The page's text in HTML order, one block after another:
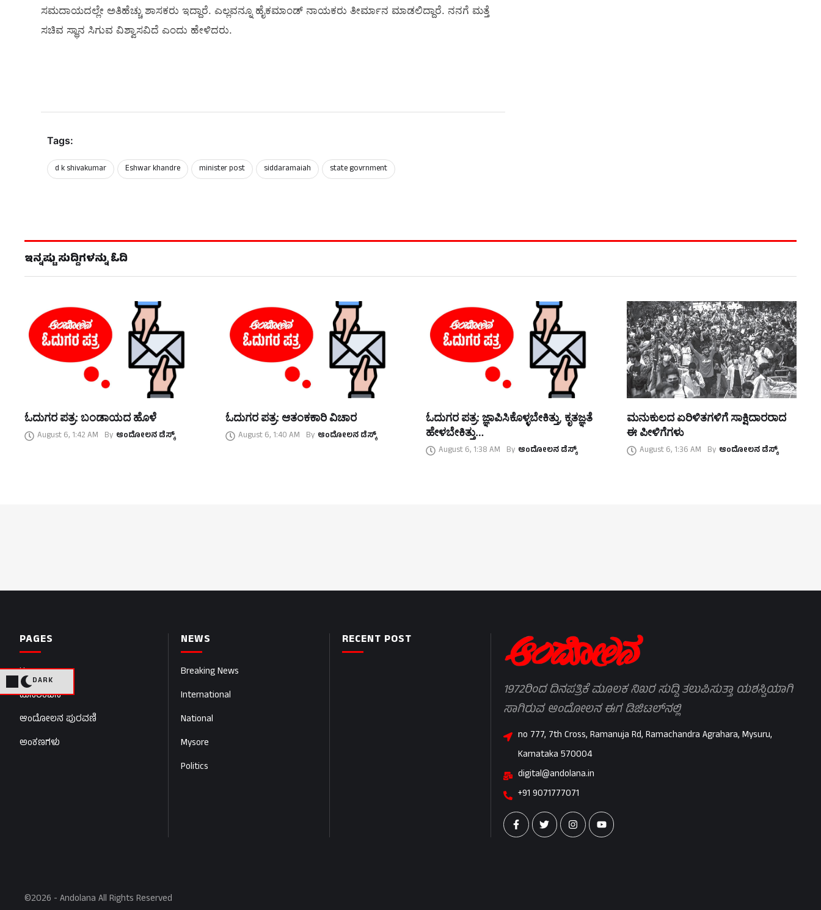
DARK
ಸಮದಾಯದಲ್ಲೇ ಅತಿಹೆಚ್ಚು ಶಾಸಕರು ಇದ್ದಾರೆ. ಎಲ್ಲವನ್ನೂ ಹೈಕಮಾಂಡ್‌ ನಾಯಕರು ತೀರ್ಮಾನ ಮಾಡಲಿದ್ದಾರೆ. ನನಗೆ ಮತ್ತೆ
ಸಚಿವ ಸ್ಥಾನ ಸಿಗುವ ವಿಶ್ವಾಸವಿದೆ ಎಂದು ಹೇಳಿದರು.
Tags:
d k shivakumar Eshwar khandre minister post siddaramaiah state govrnment
ಇನ್ನಷ್ಟು ಸುದ್ದಿಗಳನ್ನು ಓದಿ
ಓದುಗರ ಪತ್ರ: ಬಂಡಾಯದ ಹೊಳೆ
August 6, 1:42 AM By ಆಂದೋಲನ ಡೆಸ್ಕ್
ಓದುಗರ ಪತ್ರ: ಆತಂಕಕಾರಿ ವಿಚಾರ
August 6, 1:40 AM By ಆಂದೋಲನ ಡೆಸ್ಕ್
ಓದುಗರ ಪತ್ರ: ಜ್ಞಾಪಿಸಿಕೊಳ್ಳಬೇಕಿತ್ತು, ಕೃತಜ್ಞತೆ
ಹೇಳಬೇಕಿತ್ತು…
August 6, 1:38 AM By ಆಂದೋಲನ ಡೆಸ್ಕ್
ಮನುಕುಲದ ಏರಿಳಿತಗಳಿಗೆ ಸಾಕ್ಷಿದಾರರಾದ
ಈ ಪೀಳಿಗೆಗಳು
August 6, 1:36 AM By ಆಂದೋಲನ ಡೆಸ್ಕ್
PAGES
Home
ಮನರಂಜನೆ
ಆಂದೋಲನ ಪುರವಣಿ
ಅಂಕಣಗಳು
NEWS
Breaking News
International
National
Mysore
Politics
RECENT POST
1972ರಿಂದ ದಿನಪತ್ರಿಕೆ ಮೂಲಕ ನಿಖರ ಸುದ್ದಿ ತಲುಪಿಸುತ್ತಾ ಯಶಸ್ವಿಯಾಗಿ
ಸಾಗಿರುವ ಆಂದೋಲನ ಈಗ ಡಿಜಿಟಲ್‌ನಲ್ಲಿ
no 777, 7th Cross, Ramanuja Rd, Ramachandra Agrahara, Mysuru,
Karnataka 570004
digital@andolana.in
+91 9071777071
©2026 - Andolana All Rights Reserved